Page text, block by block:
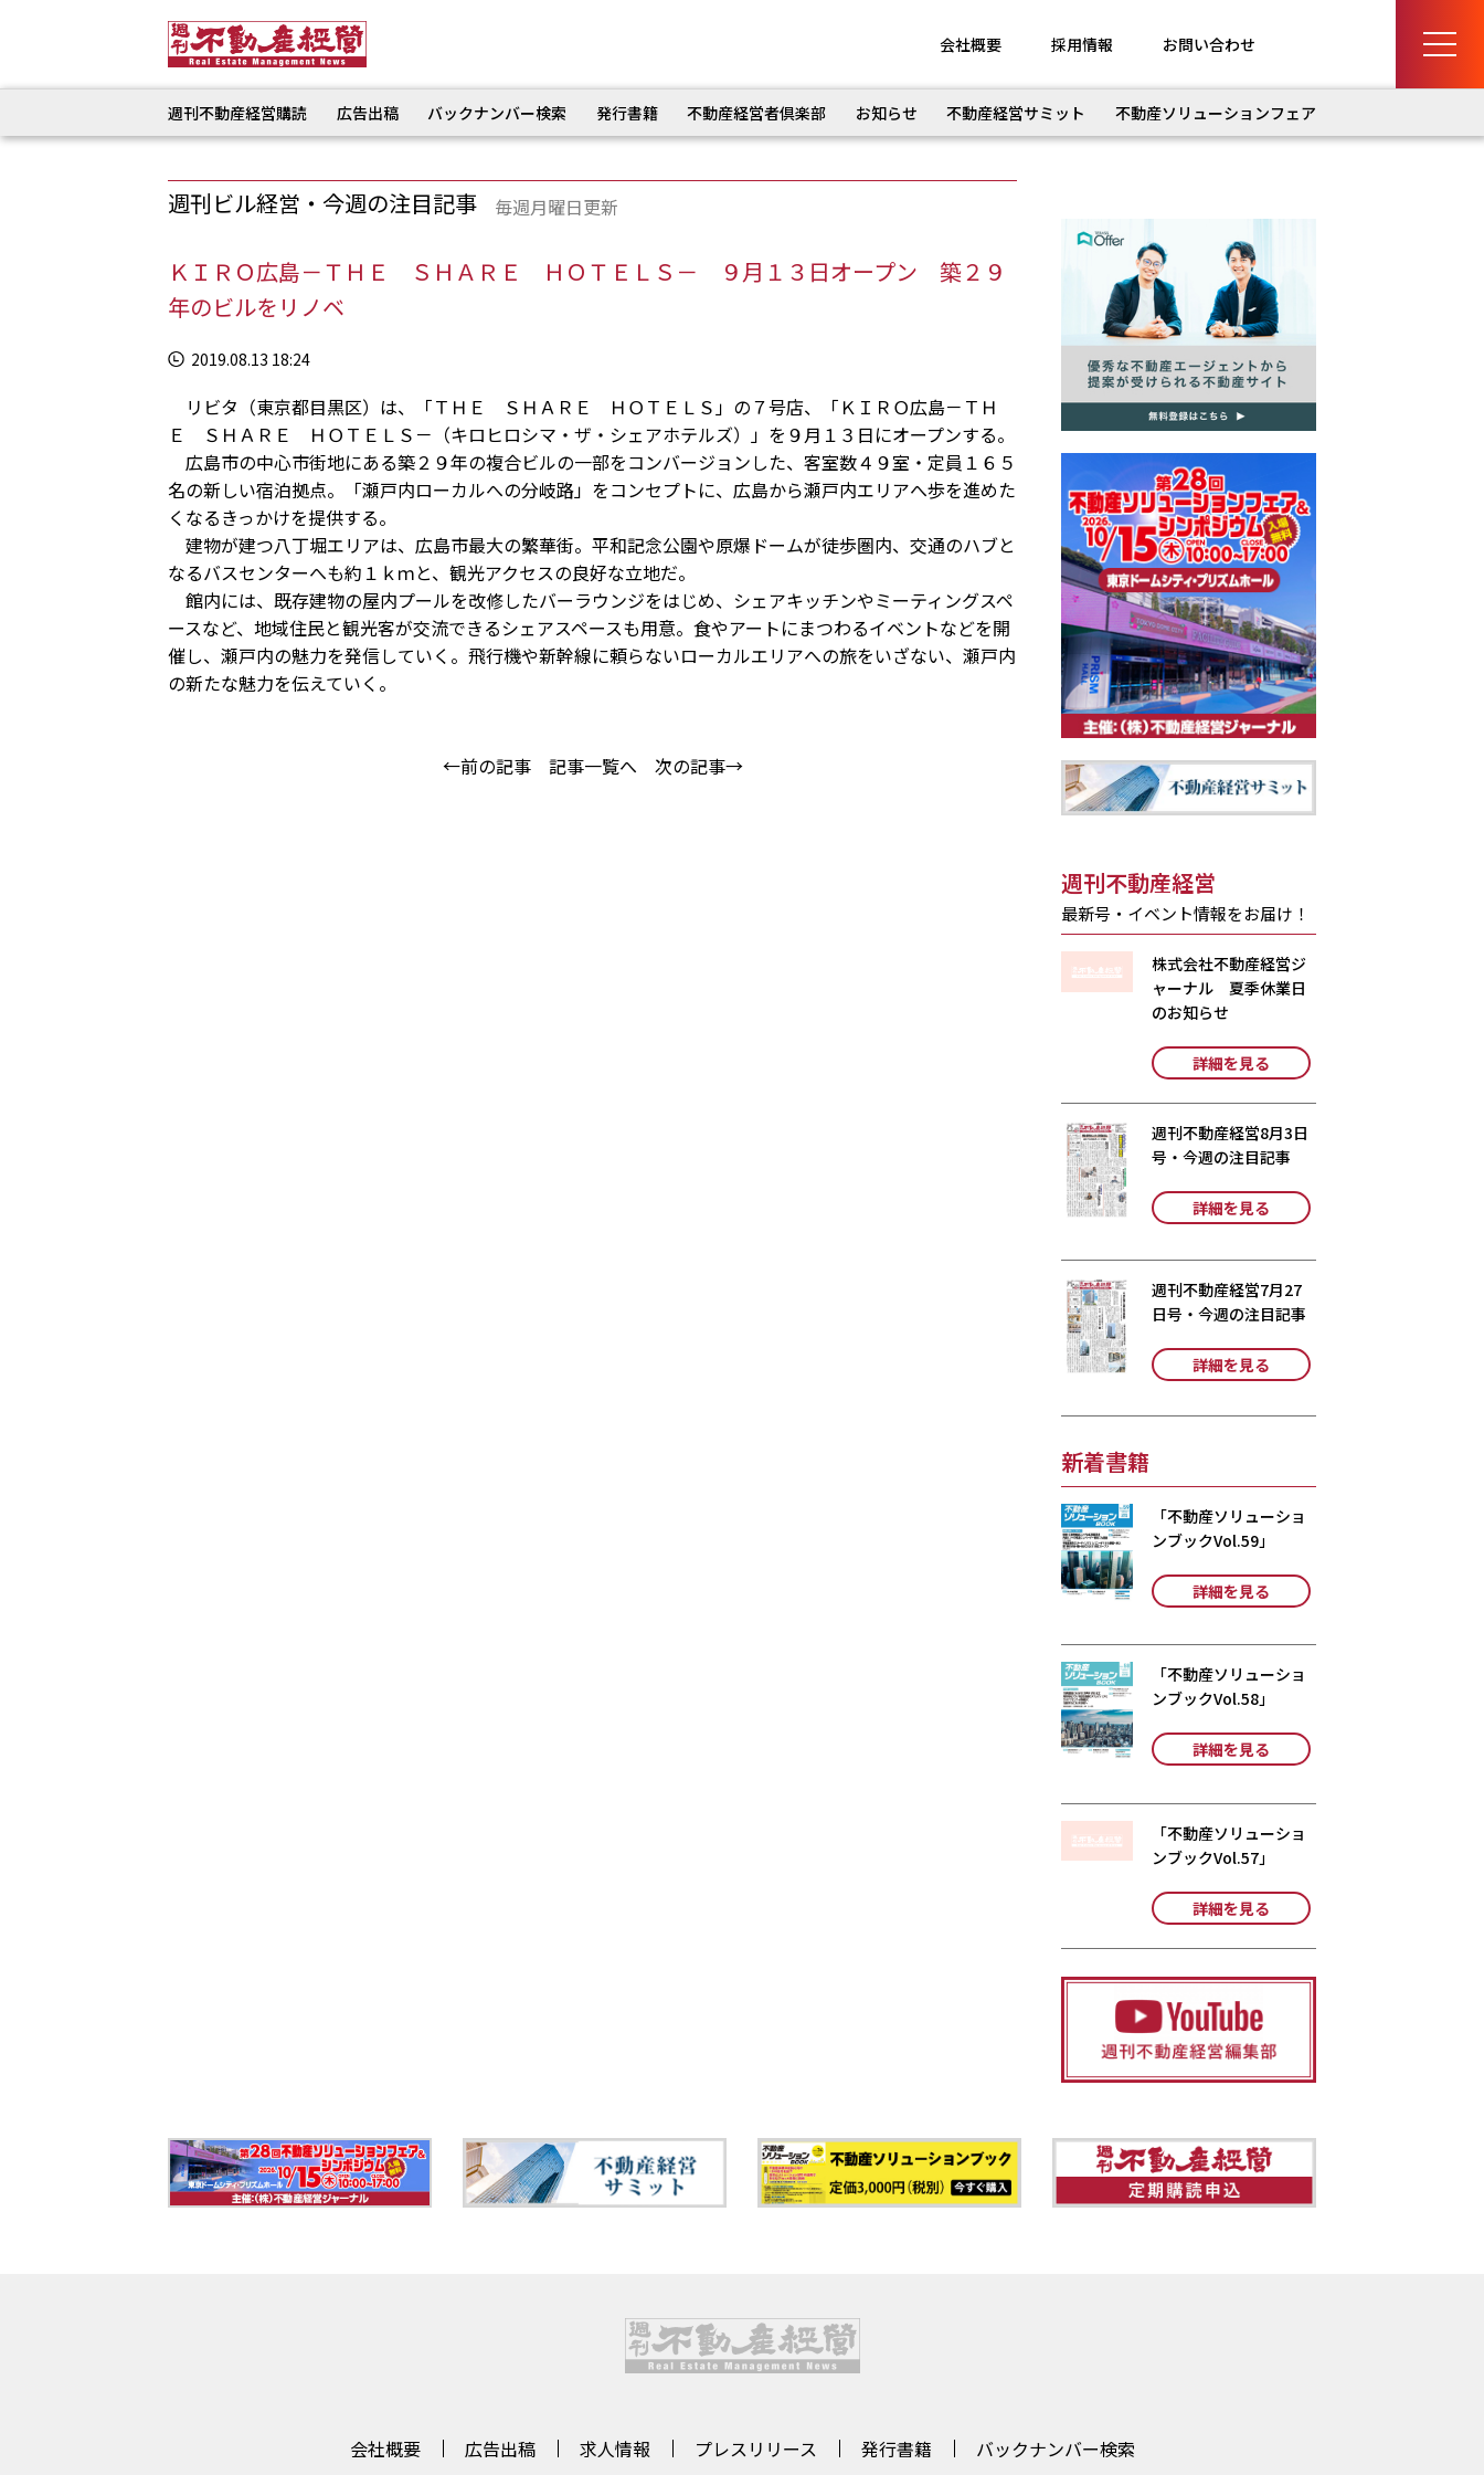
会社概要 採用情報 お問い合わせ
週刊不動産経営購読 広告出稿 バックナンバー検索 発行書籍 不動産経営者倶楽部 お知らせ 不動産経営サミット 不動産ソリューションフェア
週刊ビル経営・今週の注目記事 毎週月曜日更新
ＫＩＲＯ広島－ＴＨＥ ＳＨＡＲＥ ＨＯＴＥＬＳ－ ９月１３日オープン 築２９
年のビルをリノベ
2019.08.13 18:24
リビタ（東京都目黒区）は、「ＴＨＥ ＳＨＡＲＥ ＨＯＴＥＬＳ」の７号店、「ＫＩＲＯ広島－ＴＨ
Ｅ ＳＨＡＲＥ ＨＯＴＥＬＳ－（キロヒロシマ・ザ・シェアホテルズ）」を９月１３日にオープンする。
広島市の中心市街地にある築２９年の複合ビルの一部をコンバージョンした、客室数４９室・定員１６５
名の新しい宿泊拠点。「瀬戸内ローカルへの分岐路」をコンセプトに、広島から瀬戸内エリアへ歩を進めた
くなるきっかけを提供する。
建物が建つ八丁堀エリアは、広島市最大の繁華街。平和記念公園や原爆ドームが徒歩圏内、交通のハブと
なるバスセンターへも約１ｋｍと、観光アクセスの良好な立地だ。
館内には、既存建物の屋内プールを改修したバーラウンジをはじめ、シェアキッチンやミーティングスペ
ースなど、地域住民と観光客が交流できるシェアスペースも用意。食やアートにまつわるイベントなどを開
催し、瀬戸内の魅力を発信していく。飛行機や新幹線に頼らないローカルエリアへの旅をいざない、瀬戸内
の新たな魅力を伝えていく。
←前の記事 記事一覧へ 次の記事→
週刊不動産経営
最新号・イベント情報をお届け！
株式会社不動産経営ジ
ャーナル 夏季休業日
のお知らせ
詳細を見る
週刊不動産経営8月3日
号・今週の注目記事
詳細を見る
週刊不動産経営7月27
日号・今週の注目記事
詳細を見る
新着書籍
「不動産ソリューショ
ンブックVol.59」
詳細を見る
「不動産ソリューショ
ンブックVol.58」
詳細を見る
「不動産ソリューショ
ンブックVol.57」
詳細を見る
会社概要 広告出稿 求人情報 プレスリリース 発行書籍 バックナンバー検索